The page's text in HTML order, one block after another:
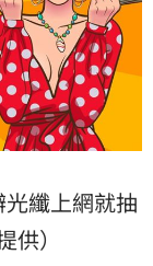
纖上網就抽
）